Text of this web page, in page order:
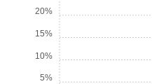
5%
10%
15%
20%